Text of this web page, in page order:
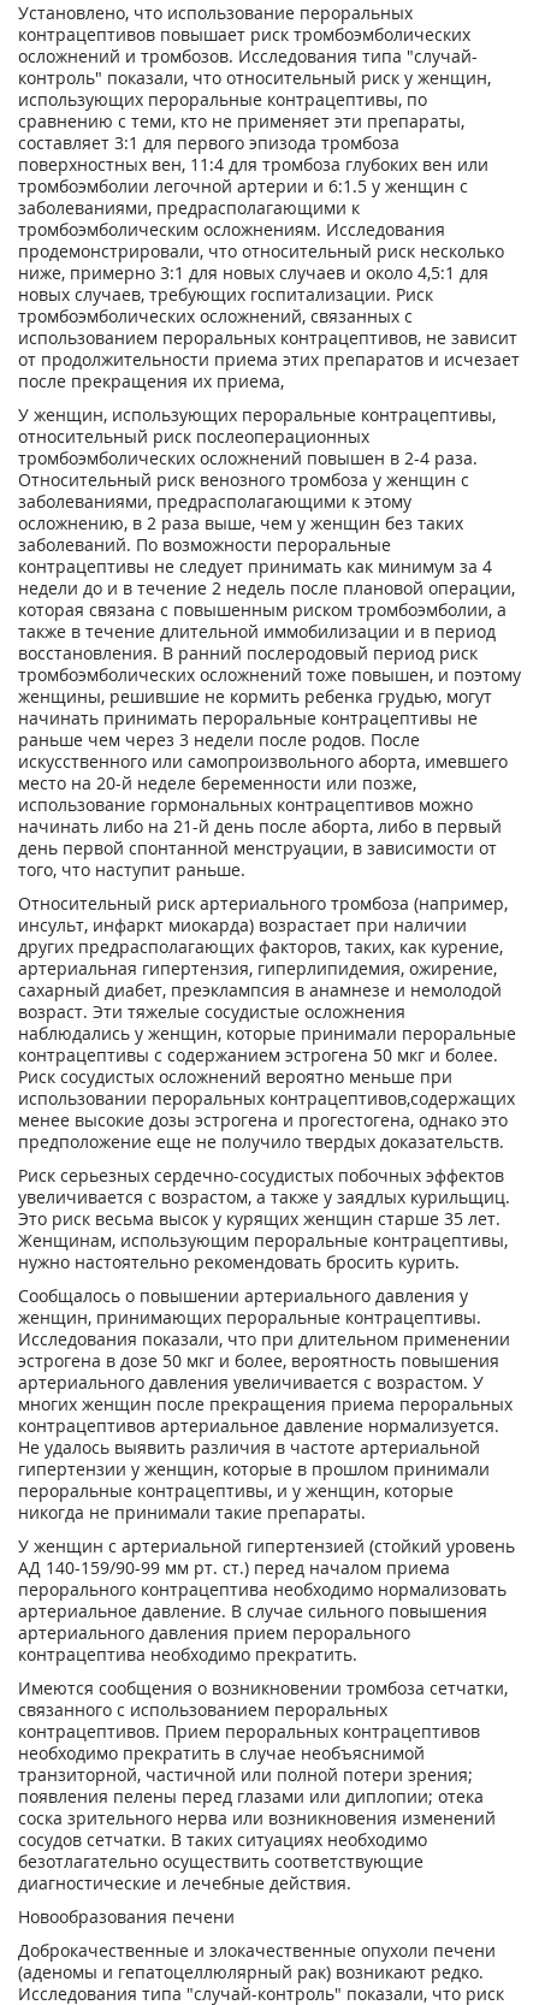
Установлено, что использование пероральных
контрацептивов повышает риск тромбоэмболических
осложнений и тромбозов. Исследования типа "случай-
контроль" показали, что относительный риск у женщин,
использующих пероральные контрацептивы, по
сравнению с теми, кто не применяет эти препараты,
составляет 3:1 для первого эпизода тромбоза
поверхностных вен, 11:4 для тромбоза глубоких вен или
тромбоэмболии легочной артерии и 6:1.5 у женщин с
заболеваниями, предрасполагающими к
тромбоэмболическим осложнениям. Исследования
продемонстрировали, что относительный риск несколько
ниже, примерно 3:1 для новых случаев и около 4,5:1 для
новых случаев, требующих госпитализации. Риск
тромбоэмболических осложнений, связанных с
использованием пероральных контрацептивов, не зависит
от продолжительности приема этих препаратов и исчезает
после прекращения их приема,
У женщин, использующих пероральные контрацептивы,
относительный риск послеоперационных
тромбоэмболических осложнений повышен в 2-4 раза.
Относительный риск венозного тромбоза у женщин с
заболеваниями, предрасполагающими к этому
осложнению, в 2 раза выше, чем у женщин без таких
заболеваний. По возможности пероральные
контрацептивы не следует принимать как минимум за 4
недели до и в течение 2 недель после плановой операции,
которая связана с повышенным риском тромбоэмболии, а
также в течение длительной иммобилизации и в период
восстановления. В ранний послеродовый период риск
тромбоэмболических осложнений тоже повышен, и поэтому
женщины, решившие не кормить ребенка грудью, могут
начинать принимать пероральные контрацептивы не
раньше чем через 3 недели после родов. После
искусственного или самопроизвольного аборта, имевшего
место на 20-й неделе беременности или позже,
использование гормональных контрацептивов можно
начинать либо на 21-й день после аборта, либо в первый
день первой спонтанной менструации, в зависимости от
того, что наступит раньше.
Относительный риск артериального тромбоза (например,
инсульт, инфаркт миокарда) возрастает при наличии
других предрасполагающих факторов, таких, как курение,
артериальная гипертензия, гиперлипидемия, ожирение,
сахарный диабет, преэклампсия в анамнезе и немолодой
возраст. Эти тяжелые сосудистые осложнения
наблюдались у женщин, которые принимали пероральные
контрацептивы с содержанием эстрогена 50 мкг и более.
Риск сосудистых осложнений вероятно меньше при
использовании пероральных контрацептивов,содержащих
менее высокие дозы эстрогена и прогестогена, однако это
предположение еще не получило твердых доказательств.
Риск серьезных сердечно-сосудистых побочных эффектов
увеличивается с возрастом, а также у заядлых курильщиц.
Это риск весьма высок у курящих женщин старше 35 лет.
Женщинам, использующим пероральные контрацептивы,
нужно настоятельно рекомендовать бросить курить.
Сообщалось о повышении артериального давления у
женщин, принимающих пероральные контрацептивы.
Исследования показали, что при длительном применении
эстрогена в дозе 50 мкг и более, вероятность повышения
артериального давления увеличивается с возрастом. У
многих женщин после прекращения приема пероральных
контрацептивов артериальное давление нормализуется.
Не удалось выявить различия в частоте артериальной
гипертензии у женщин, которые в прошлом принимали
пероральные контрацептивы, и у женщин, которые
никогда не принимали такие препараты.
У женщин с артериальной гипертензией (стойкий уровень
АД 140-159/90-99 мм рт. ст.) перед началом приема
перорального контрацептива необходимо нормализовать
артериальное давление. В случае сильного повышения
артериального давления прием перорального
контрацептива необходимо прекратить.
Имеются сообщения о возникновении тромбоза сетчатки,
связанного с использованием пероральных
контрацептивов. Прием пероральных контрацептивов
необходимо прекратить в случае необъяснимой
транзиторной, частичной или полной потери зрения;
появления пелены перед глазами или диплопии; отека
соска зрительного нерва или возникновения изменений
сосудов сетчатки. В таких ситуациях необходимо
безотлагательно осуществить соответствующие
диагностические и лечебные действия.
Новообразования печени
Доброкачественные и злокачественные опухоли печени
(аденомы и гепатоцеллюлярный рак) возникают редко.
Исследования типа "случай-контроль" показали, что риск